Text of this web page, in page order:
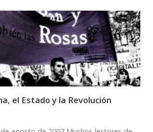
el Estado y la Revolución